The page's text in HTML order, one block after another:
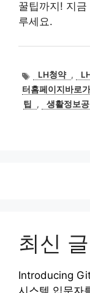
꿀팁까지! 지
루세요.
태
그
LH청약 ,
터홈페이지바로가
팁
, 생활정보
최신 글
Introducing